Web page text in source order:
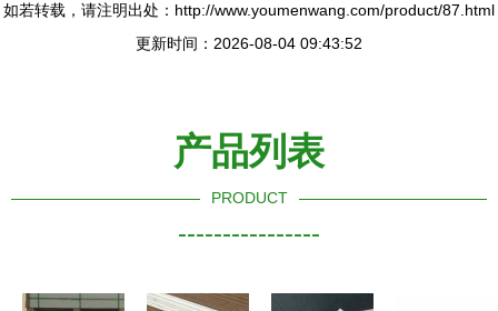
如若转载，请注明出处：http://www.youmenwang.com/product/87.html
更新时间：2026-08-04 09:43:52
产品列表
PRODUCT
----------------